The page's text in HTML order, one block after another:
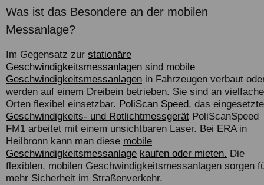
Was ist das Besondere an der mobilen
Messanlage?
Im Gegensatz zur stationäre
Geschwindigkeitsmessanlagen sind mobile
Geschwindigkeitsmessanlagen in Fahrzeugen verbaut
werden auf einem Dreibein betrieben. Sie sind an
Orten flexibel einsetzbar. PoliScan Speed, das eingesetzte
Geschwindigkeits- und Rotlichtmessgerät PoliScanSpeed
FM1 arbeitet mit einem unsichtbaren Laser. Bei ERAin
Heilbronn kann man diese mobile
Geschwindigkeitsmessanlage kaufen oder mieten. Die
flexiblen, mobilen Geschwindigkeitsmessanlagen sorgen
mehr Sicherheit im Straßenverkehr.